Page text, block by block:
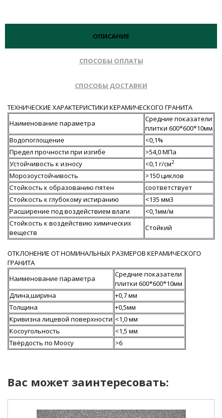
ОПИСАНИЕ
СПОСОБЫ ОПЛАТЫ
СПОСОБЫ ДОСТАВКИ
ТЕХНИЧЕСКИЕ ХАРАКТЕРИСТИКИ КЕРАМИЧЕСКОГО ГРАНИТА
Наименование параметра
Средние показатели
плитки 600*600*10мм
Водопоглощение
<0,1%
Предел прочности при изгибе
>54,0 МПа
Устойчивость к износу
<0,1 г/см2
Морозоустойчивость
>150 циклов
Стойкость к образованию пятен
соответствует
Стойкость к глубокому истиранию
<135 мм3
Расширение под воздействием влаги
<0,1мм/м
Стойкость к воздействию химических
веществ
Стойкий
ОТКЛОНЕНИЕ ОТ НОМИНАЛЬНЫХ РАЗМЕРОВ КЕРАМИЧЕСКОГО
ГРАНИТА
Наименование параметра
Средние показатели
плитки 600*600*10мм
Длина,ширина
+0,7 мм
Толщина
+0,5мм
Кривизна лицевой поверхности <1,0 мм
Косоугольность
<1,5 мм
Твёрдость по Моосу
>6
Вас может заинтересовать: